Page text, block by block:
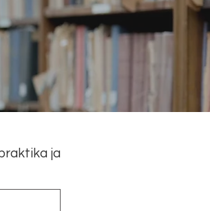
ja õpiränne